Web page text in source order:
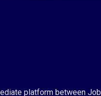
platform between Job